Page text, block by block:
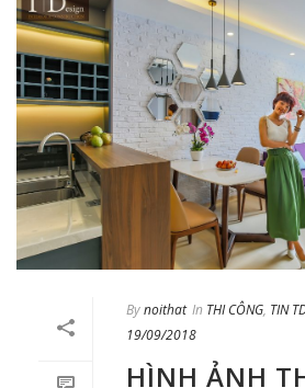
Bynoithat In THI CÔNG, TIN
19/09/2018
HÌNH ẢNH